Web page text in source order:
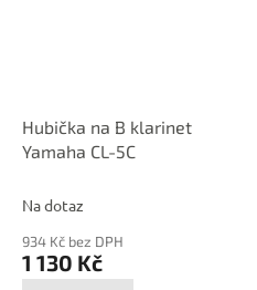
Hubička na B klarinet
Yamaha CL-5C
Na dotaz
934 Kč bez DPH
1 130 Kč